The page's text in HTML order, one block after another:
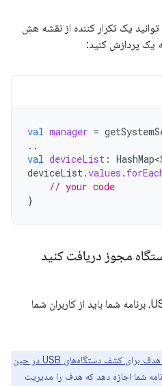
یک تکرار کننده از نقشه هش
یک پردازش کنید:
val manager =
..
val deviceList :
deviceList.values .
// your code
}
مجوز دریافت کنید
قبل از برقراری ارتباط با دستگاه USB، برنامه شما باید از کاربران شما
از یک فیلتر هدف برای کشف دستگاه‌های USB در حین
شما اجازه دهد که هدف را مدیریت